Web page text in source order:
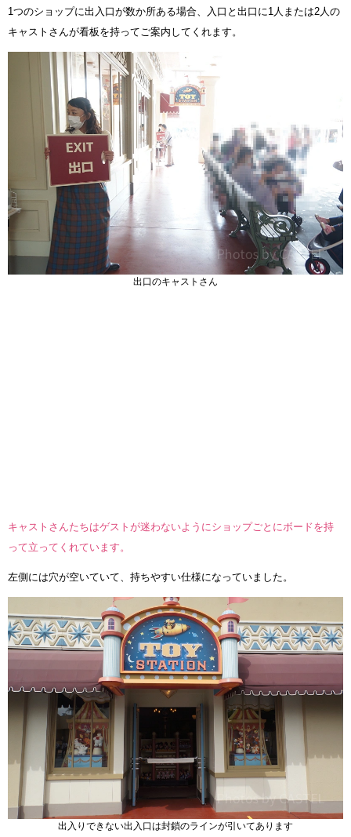
1つのショップに出入口が数か所ある場合、入口と出口に1人または2人の
キャストさんが看板を持ってご案内してくれます。
出口のキャストさん
キャストさんたちはゲストが迷わないようにショップごとにボードを持
って立ってくれています。
左側には穴が空いていて、持ちやすい仕様になっていました。
出入りできない出入口は封鎖のラインが引いてあります